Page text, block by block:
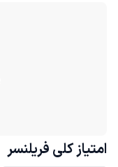
امتیاز کلی فریلنسر